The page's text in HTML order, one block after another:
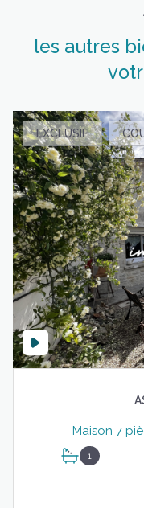
les autres
EXCLUSIF
1